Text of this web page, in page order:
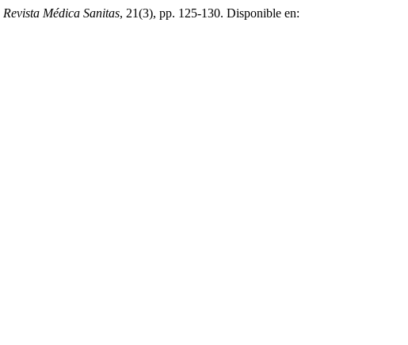
Revista Médica Sanitas, 21(3), pp. 125-130. Disponible en: